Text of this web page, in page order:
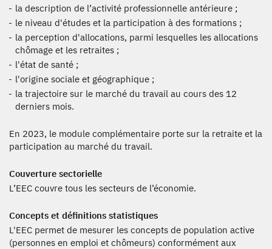
la description de l’activité professionnelle antérieure ;
le niveau d'études et la participation à des formations ;
la perception d'allocations, parmi lesquelles les allocations
chômage et les retraites ;
l'état de santé ;
l'origine sociale et géographique ;
la trajectoire sur le marché du travail au cours des 12
derniers mois.
En 2023, le module complémentaire porte sur la retraite et la
participation au marché du travail.
Couverture sectorielle
L’EEC couvre tous les secteurs de l’économie.
Concepts et définitions statistiques
L'EEC permet de mesurer les concepts de population active
(personnes en emploi et chômeurs) conformément aux